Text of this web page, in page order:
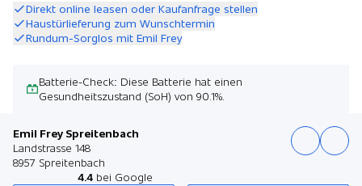
Direkt online leasen oder Kaufanfrage stellen
Haustürlieferung zum Wunschtermin
Rundum-Sorglos mit Emil Frey
Batterie-Check: Diese Batterie hat einen
Gesundheitszustand (SoH) von 90.1%.
Emil Frey Spreitenbach
Landstrasse 148
8957 Spreitenbach
4.4 bei Google